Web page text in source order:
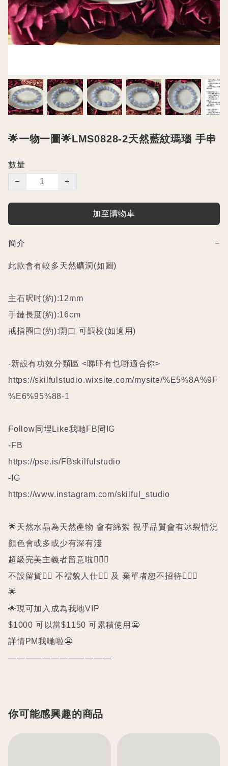
🌟一物一圖🌟LMS0828-2天然藍紋瑪瑙 手串
數量
−
+
加至購物車
簡介 −
此款會有較多天然礦洞(如圖)
主石呎吋(約):12mm
手鏈長度(約):16cm
戒指圈口(約):開口 可調校(如適用)
-新設有功效分類區 <睇吓有乜嘢適合你>
https://skilfulstudio.wixsite.com/mysite/%E5%8A%9F
%E6%95%88-1
Follow同埋Like我哋FB同IG
-FB
https://pse.is/FBskilfulstudio
-IG
https://www.instagram.com/skilful_studio
🌟天然水晶為天然產物 會有綿絮 視乎品質會有冰裂情況
顏色會或多或少有深有淺
超級完美主義者留意啦🙇🏻‍♀️
不設留貨🙅‍♀️ 不禮貌人仕🙅‍♀️ 及 棄單者恕不招待🙇🏻‍♀️
🌟
🌟現可加入成為我地VIP
$1000 可以當$1150 可累積使用😬
詳情PM我哋啦😬
你可能感興趣的商品